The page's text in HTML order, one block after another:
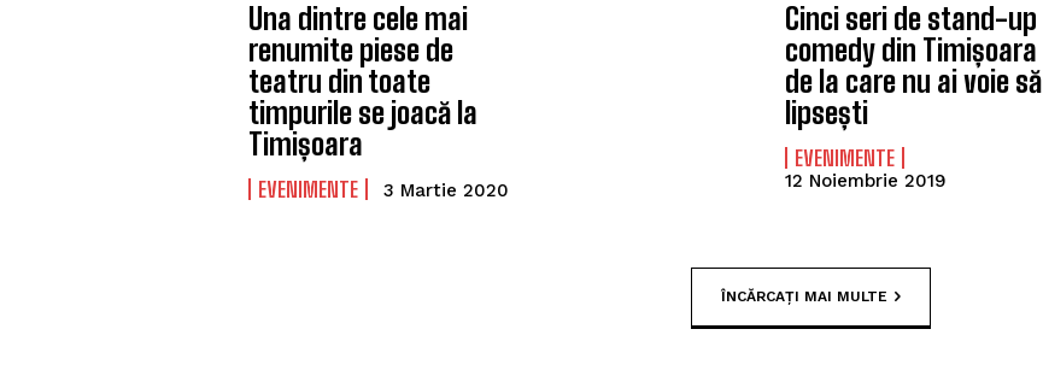
Una dintre cele mai
renumite piese de
teatru din toate
timpurile se joacă la
Timișoara
EVENIMENTE 3 Martie 2020
Cinci seri de stand-up
comedy din Timișoara
de la care nu ai voie să
lipsești
EVENIMENTE
12 Noiembrie 2019
ÎNCĂRCAȚI MAI MULTE